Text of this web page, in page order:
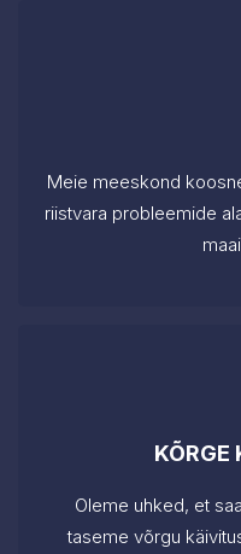
Meie meeskond
riistvara probleemide
KÕRGE
Oleme uhked, et
taseme võrgu